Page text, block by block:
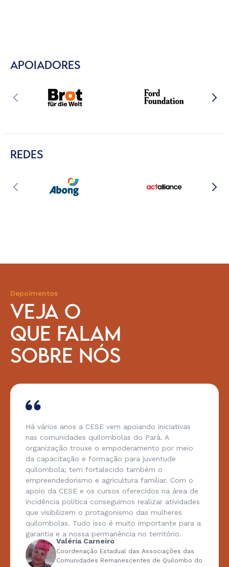
APOIADORES
REDES
Depoimentos
VEJA O
QUE FALAM
SOBRE NÓS
Há vários anos a CESE vem apoiando iniciativas
nas comunidades quilombolas do Pará. A
organização trouxe o empoderamento por meio
da capacitação e formação para juventude
quilombola; tem fortalecido também o
empreendedorismo e agricultura familiar. Com o
apoio da CESE e os cursos oferecidos na área de
incidência política conseguimos realizar atividades
que visibilizem o protagonismo das mulheres
quilombolas. Tudo isso é muito importante para a
garantia e a nossa permanência no território.
Valéria Carneiro
Coordenação Estadual das Associações das
Comunidades Remanescentes de Quilombo do